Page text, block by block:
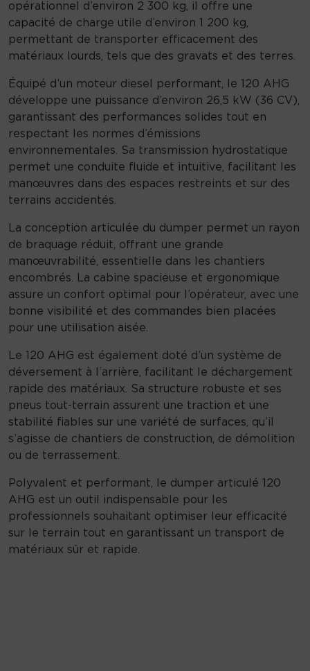
p
e
r
1
0
A
H
G
opérationnel d’environ 2 300 kg, il offre une
capacité de charge utile d’environ 1 200 kg,
permettant de transporter efficacement des
matériaux lourds, tels que des gravats et des terres.
Équipé d’un moteur diesel performant, le 120 AHG
développe une puissance d’environ 26,5 kW (36 CV),
garantissant des performances solides tout en
respectant les normes d’émissions
environnementales. Sa transmission hydrostatique
permet une conduite fluide et intuitive, facilitant les
manœuvres dans des espaces restreints et sur des
terrains accidentés.
La conception articulée du dumper permet un rayon
de braquage réduit, offrant une grande
manœuvrabilité, essentielle dans les chantiers
encombrés. La cabine spacieuse et ergonomique
assure un confort optimal pour l’opérateur, avec une
bonne visibilité et des commandes bien placées
pour une utilisation aisée.
Le 120 AHG est également doté d’un système de
déversement à l’arrière, facilitant le déchargement
rapide des matériaux. Sa structure robuste et ses
pneus tout-terrain assurent une traction et une
stabilité fiables sur une variété de surfaces, qu’il
s’agisse de chantiers de construction, de démolition
ou de terrassement.
Polyvalent et performant, le dumper articulé 120
AHG est un outil indispensable pour les
professionnels souhaitant optimiser leur efficacité
sur le terrain tout en garantissant un transport de
matériaux sûr et rapide.